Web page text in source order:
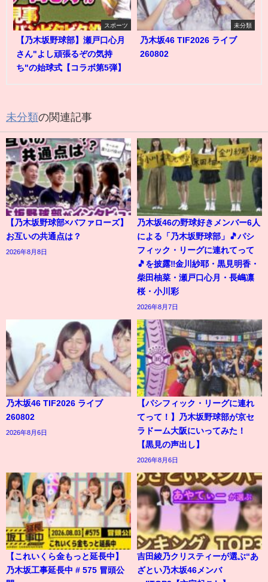
スポーツ
【乃木坂野球部】瀬戸口心月
さん"よし頑張るぞの気持
ち"の始球式【コラボ第5弾】
未分類
乃木坂46 TIF2026 ライブ
260802
未分類の関連記事
【乃木坂野球部×バファローズ】
お互いの共通点は？
2026年8月8日
乃木坂46の野球好きメンバー6人
による「乃木坂野球部」🎵パシ
フィック・リーグに連れてって
🎵を披露‼️金川紗耶・黒見明香・
柴田柚菜・瀬戸口心月・長嶋凛
桜・小川彩
2026年8月7日
乃木坂46 TIF2026 ライブ
260802
2026年8月6日
【パシフィック・リーグに連れ
てって！】乃木坂野球部が京セ
ラドーム大阪にいってみた！
【黒見の声出し】
2026年8月6日
【これいくら金もっと延長中】
乃木坂工事延長中 # 575 冒頭公
吉田綾乃クリスティーが選ぶ“あ
ざとい乃木坂46メンバ